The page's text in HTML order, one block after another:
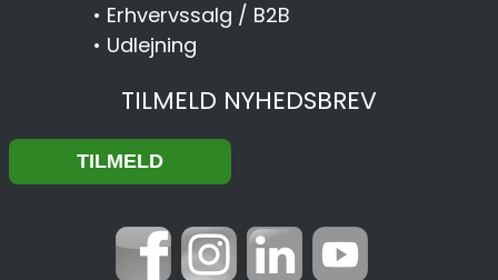
• Erhvervssalg / B2B
• Udlejning
TILMELD NYHEDSBREV